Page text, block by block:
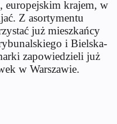
europejskim krajem, w
Z asortymentu
już mieszkańcy
i Bielska-
zapowiedzieli już
w Warszawie.